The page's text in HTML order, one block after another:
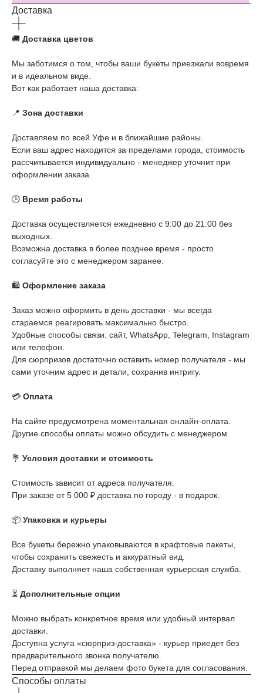
Доставка
🚚 Доставка цветов
Мы заботимся о том, чтобы ваши букеты приезжали вовремя
и в идеальном виде.
Вот как работает наша доставка:
📍 Зона доставки
Доставляем по всей Уфе и в ближайшие районы.
Если ваш адрес находится за пределами города, стоимость
рассчитывается индивидуально - менеджер уточнит при
оформлении заказа.
🕒 Время работы
Доставка осуществляется ежедневно с 9:00 до 21:00 без
выходных.
Возможна доставка в более позднее время - просто
согласуйте это с менеджером заранее.
🛍️ Оформление заказа
Заказ можно оформить в день доставки - мы всегда
стараемся реагировать максимально быстро.
Удобные способы связи: сайт, WhatsApp, Telegram, Instagram
или телефон.
Для сюрпризов достаточно оставить номер получателя - мы
сами уточним адрес и детали, сохранив интригу.
💳 Оплата
На сайте предусмотрена моментальная онлайн-оплата.
Другие способы оплаты можно обсудить с менеджером.
💐 Условия доставки и стоимость
Стоимость зависит от адреса получателя.
При заказе от 5 000 ₽ доставка по городу - в подарок.
📦 Упаковка и курьеры
Все букеты бережно упаковываются в крафтовые пакеты,
чтобы сохранить свежесть и аккуратный вид.
Доставку выполняет наша собственная курьерская служба.
⏳ Дополнительные опции
Можно выбрать конкретное время или удобный интервал
доставки.
Доступна услуга «сюрприз-доставка» - курьер приедет без
предварительного звонка получателю.
Перед отправкой мы делаем фото букета для согласования.
Способы оплаты